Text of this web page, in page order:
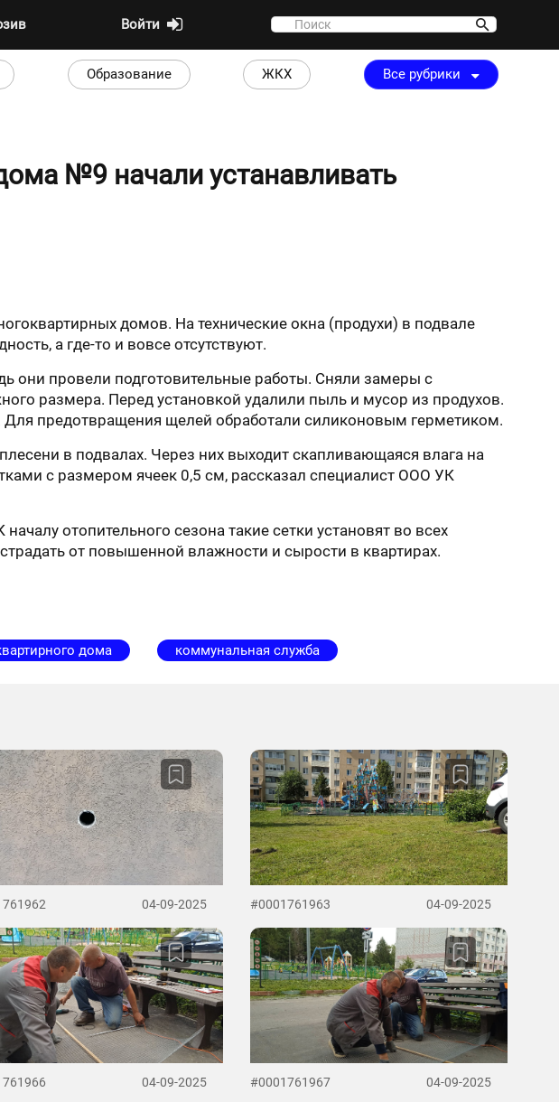
Войти
Образование ЖКХ Все рубрики
№9 начали устанавливать
домов. На технические окна (продухи) в подвале
а где-то и вовсе отсутствуют.
они провели подготовительные работы. Сняли замеры с
размера. Перед установкой удалили пыль и мусор из продухов.
предотвращения щелей обработали силиконовым герметиком.
в подвалах. Через них выходит скапливающаяся влага на
с размером ячеек 0,5 см, рассказал специалист ООО УК
отопительного сезона такие сетки установят во всех
от повышенной влажности и сырости в квартирах.
дома коммунальная служба
04-09-2025 #0001761963 04-09-2025
04-09-2025 #0001761967 04-09-2025